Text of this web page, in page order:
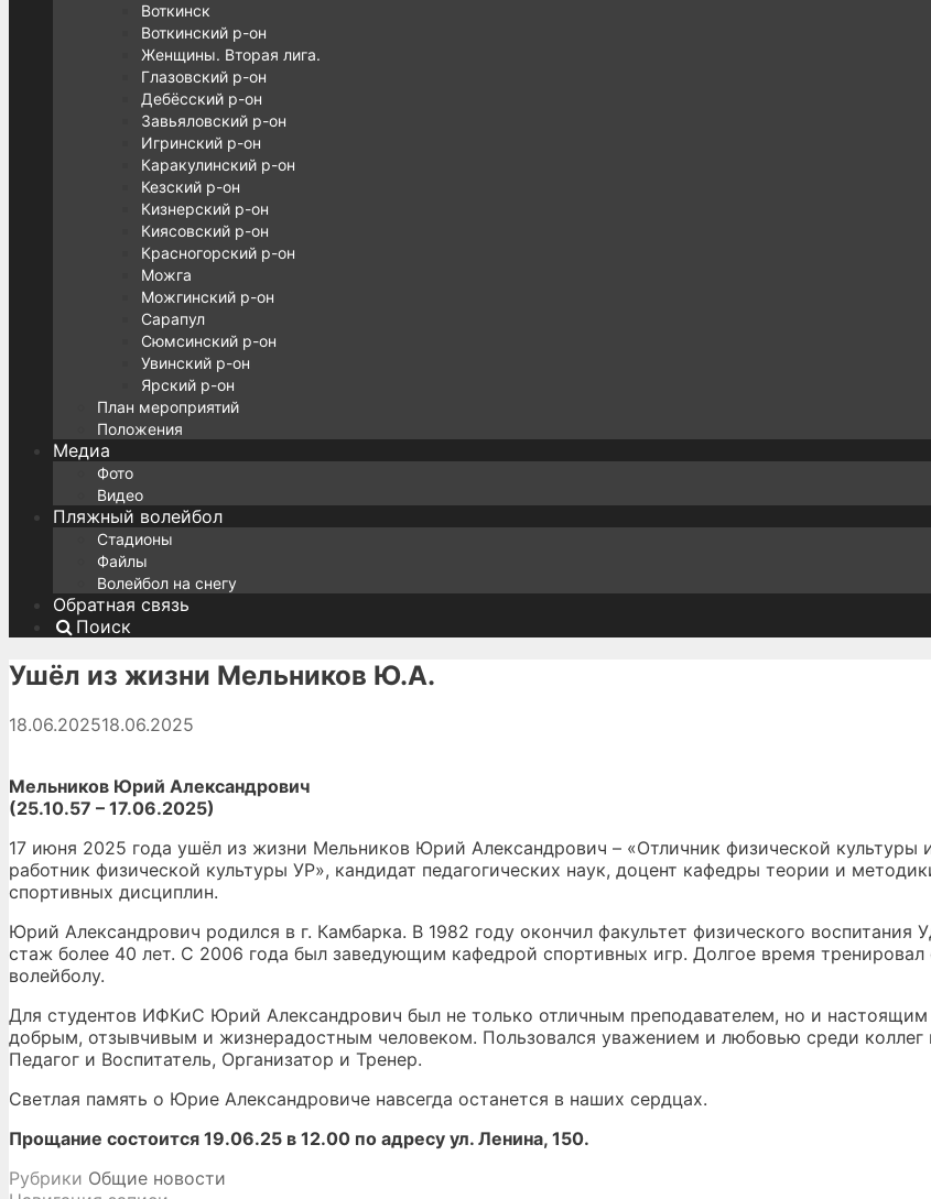
Воткинск
Воткинский р-он
Женщины. Вторая лига.
Глазовский р-он
Дебёсский р-он
Завьяловский р-он
Игринский р-он
Каракулинский р-он
Кезский р-он
Кизнерский р-он
Киясовский р-он
Красногорский р-он
Можга
Можгинский р-он
Сарапул
Сюмсинский р-он
Увинский р-он
Ярский р-он
План мероприятий
Положения
Медиа
Фото
Видео
Пляжный волейбол
Стадионы
Файлы
Волейбол на снегу
Обратная связь
Поиск
Ушёл из жизни Мельников Ю.А.
18.06.202518.06.2025
Мельников Юрий Александрович
(25.10.57 – 17.06.2025)
17 июня 2025 года ушёл из жизни Мельников Юрий Александрович – «Отличник физической культуры
работник физической культуры УР», кандидат педагогических наук, доцент кафедры теории и
спортивных дисциплин.
Юрий Александрович родился в г. Камбарка. В 1982 году окончил факультет физического воспитания
стаж более 40 лет. С 2006 года был заведующим кафедрой спортивных игр. Долгое время
волейболу.
Для студентов ИФКиС Юрий Александрович был не только отличным преподавателем, но и
добрым, отзывчивым и жизнерадостным человеком. Пользовался уважением и любовью среди коллег
Педагог и Воспитатель, Организатор и Тренер.
Светлая память о Юрие Александровиче навсегда останется в наших сердцах.
Прощание состоится 19.06.25 в 12.00 по адресу ул. Ленина, 150.
Рубрики Общие новости